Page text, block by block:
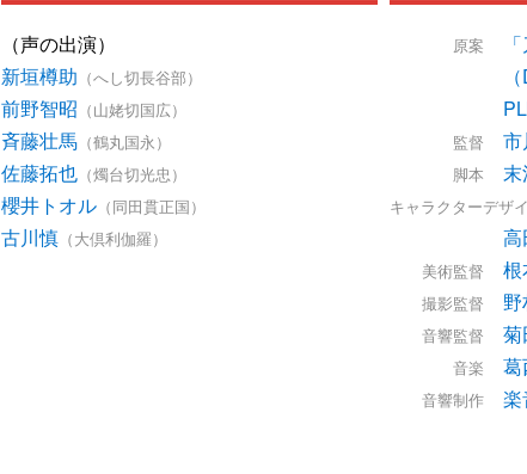
（声の出演）
新垣樽助 （へし切長谷部）
前野智昭 （山姥切国広）
斉藤壮馬 （鶴丸国永）
佐藤拓也 （燭台切光忠）
櫻井トオル （同田貫正国）
古川慎 （大倶利伽羅）
原案
監督 市
脚本 末
キャラクターデザ
高
美術監督 根
撮影監督 野
音響監督 菊
音楽 葛
音響制作 楽